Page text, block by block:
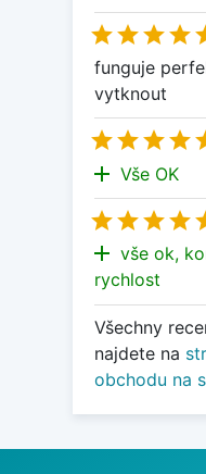

funguje
vytknout

add Vše OK

add vše ok,
rychlost
Všechny
najdete na
obchodu na